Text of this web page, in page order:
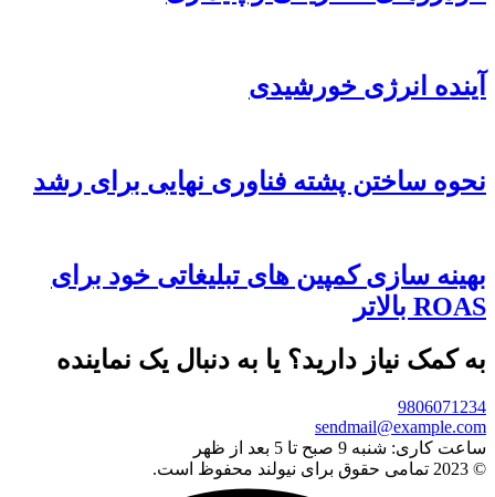
آینده انرژی خورشیدی
نحوه ساختن پشته فناوری نهایی برای رشد
بهینه سازی کمپین های تبلیغاتی خود برای
ROAS بالاتر
به کمک نیاز دارید؟ یا به دنبال یک نماینده
9806071234
sendmail@example.com
ساعت کاری: شنبه 9 صبح تا 5 بعد از ظهر
© 2023 تمامی حقوق برای نیولند محفوظ است.